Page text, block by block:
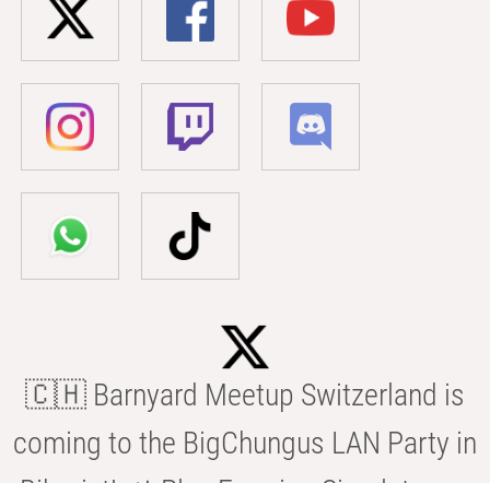
🇨🇭 Barnyard Meetup Switzerland is
coming to the BigChungus LAN Party in